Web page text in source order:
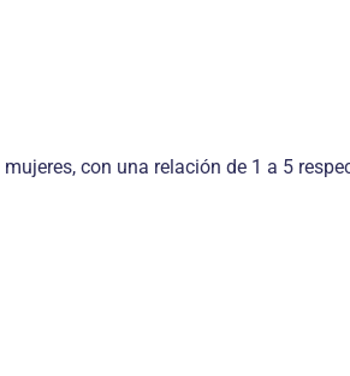
con una relación de 1 a 5